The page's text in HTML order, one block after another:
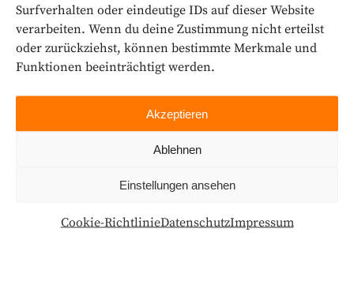
Surfverhalten oder eindeutige IDs auf dieser Website
verarbeiten. Wenn du deine Zustimmung nicht erteilst
oder zurückziehst, können bestimmte Merkmale und
Funktionen beeinträchtigt werden.
Akzeptieren
Ablehnen
Einstellungen ansehen
Cookie-RichtlinieDatenschutzImpressum
Willi Kopp e.K.
Verpackungssysteme
Webseite